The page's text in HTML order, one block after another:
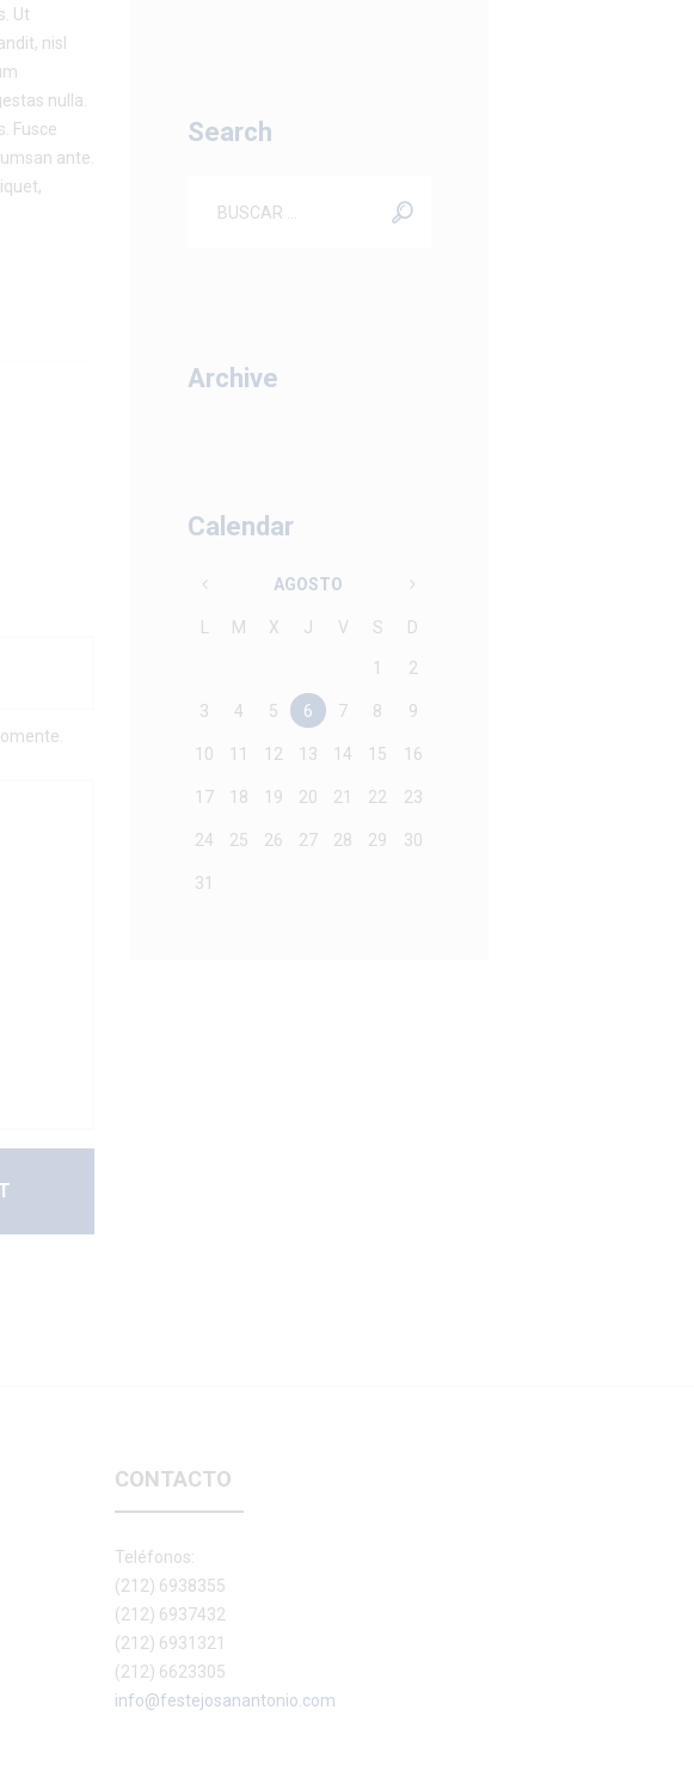
Ut
nisl
nulla.
Fusce
ante.
Search
Archive
Calendar
AGOSTO
L M X J V S D
1 2
3 4 5 6 7 8 9
10 11 12 13 14 15 16
17 18 19 20 21 22 23
24 25 26 27 28 29 30
31
CONTACTO
Teléfonos:
(212) 6938355
(212) 6937432
(212) 6931321
(212) 6623305
info@festejosanantonio.com